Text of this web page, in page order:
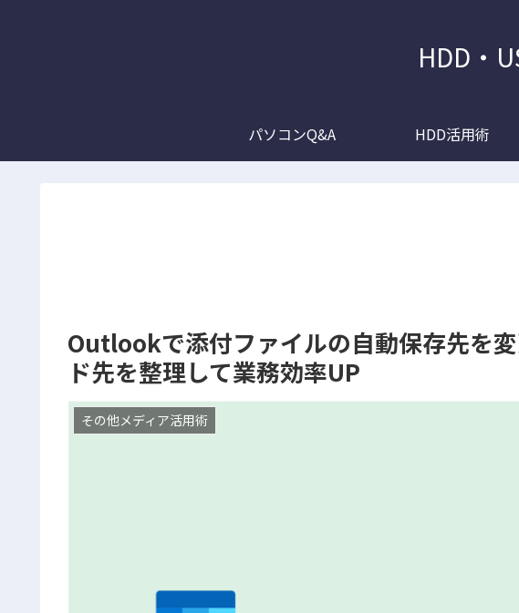
HDD・
パソコンQ&A HDD活用術
Outlookで添付ファイルの自動保存先を
ド先を整理して業務効率UP
その他メディア活用術